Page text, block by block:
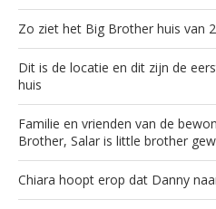
Zo ziet het Big Brother huis van
Dit is de locatie en dit zijn de
huis
Familie en vrienden van de
Brother, Salar is little brother
Chiara hoopt erop dat Danny